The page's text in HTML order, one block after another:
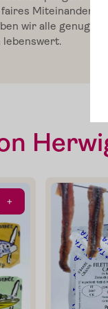
Miteinander
wir alle genug.
lebenswert.
+